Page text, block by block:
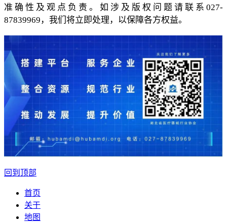
准确性及观点负责。如涉及版权问题请联系027-
87839969，我们将立即处理，以保障各方权益。
回到顶部
首页
关于
地图